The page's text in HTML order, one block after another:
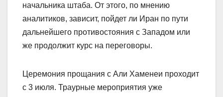
начальника штаба. От этого, по мнению
аналитиков, зависит, пойдет ли Иран по пути
дальнейшего противостояния с Западом или
же продолжит курс на переговоры.
Церемония прощания с Али Хаменеи проходит
с 3 июля. Траурные мероприятия уже